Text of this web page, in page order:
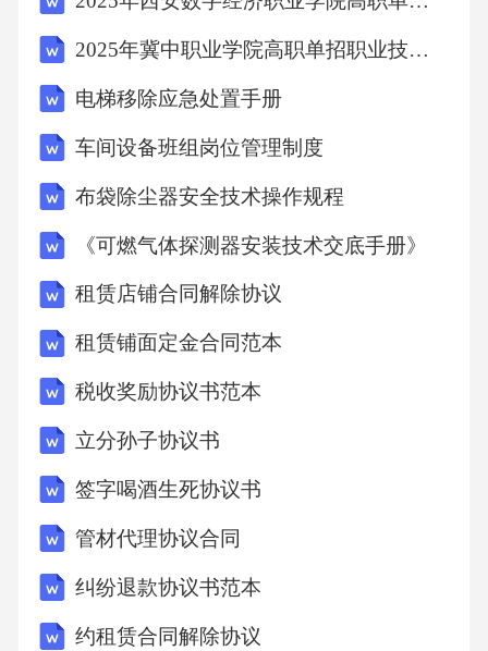
等）。2.若甲方无故干涉乙方正常饲养宠物或滥
向乙方赔礼道歉，并按照主租赁合同租金总额%
的标准向乙方支付违约金。（二）乙方违约责
任1.若乙方未按照本补充协议约定支付租金及相
关费用，每逾期一日，应按照未支付金额的%向
甲方支付违约金。逾期超过日的，甲方有权解
除主租赁合同，并要求乙方支付拖欠的租金及
相关费用、违约金，同时乙方应承担因此给甲
方造成的全部损失。2.若乙方违反本补充协议约
域外放养、虐待遗弃宠物、未保持饲养区域清
洁卫生等，甲方有权要求乙方立即改正。若乙
方拒不改正或在日内仍未达到整改要求的，甲
方有权解除主租赁合同，并要求乙方支付违约
金（违约金标准为剩余租赁期限内租金总额
的%），同时乙方应承担因此给甲方或其他第三
2025年冀中职业学院高职单招职业技能考试题库及答案详解（真题汇编）
电梯移除应急处置手册
车间设备班组岗位管理制度
布袋除尘器安全技术操作规程
《可燃气体探测器安装技术交底手册》
租赁店铺合同解除协议
租赁铺面定金合同范本
税收奖励协议书范本
立分孙子协议书
签字喝酒生死协议书
管材代理协议合同
纠纷退款协议书范本
约租赁合同解除协议